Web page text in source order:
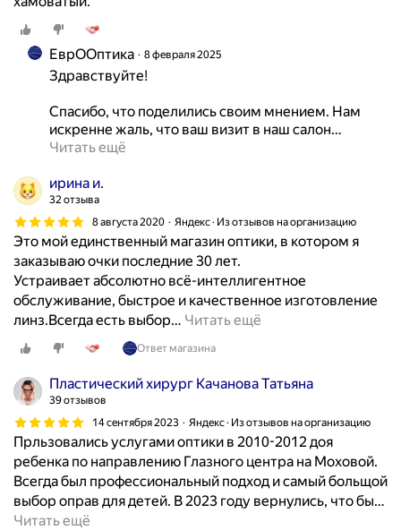
р
о
м
а
п
р
с
б
у
п
о
д
о
б
а
т
ь
к
о
н
т
ЕврООптика 8 февраля 2025
Здравствуйте!
Спасибо, что поделились своим мнением. Нам
искренне жаль, что ваш визит в наш салон…
Читать ещё
ирина и.
32 отзыва
8 августа 2020
Яндекс · Из отзывов на организацию
Это мой единственный магазин оптики, в котором я
заказываю очки последние 30 лет.
Устраивает абсолютно всё-интеллигентное
обслуживание, быстрое и качественное изготовление
линз.Всегда есть выбор… Читать ещё
Ответ магазина
Пластический хирург Качанова Татьяна
39 отзывов
14 сентября 2023
Яндекс · Из отзывов на организацию
Прльзовались услугами оптики в 2010-2012 доя
ребенка по направлению Глазного центра на Моховой.
Всегда был профессиональный подход и самый больщой
выбор оправ для детей. В 2023 году вернулись, что бы…
Читать ещё